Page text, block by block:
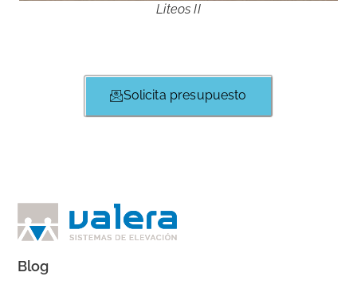
Liteos II
Solicita presupuesto
Blog